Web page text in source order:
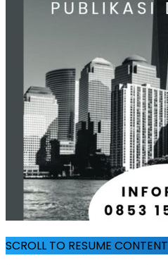
SCROLL TO RESUME CONTENT